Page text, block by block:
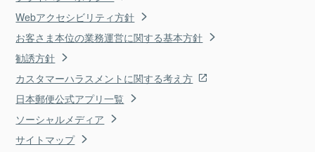
Webアクセシビリティ方針
お客さま本位の業務運営に関する基本方針
勧誘方針
カスタマーハラスメントに関する考え方
日本郵便公式アプリ一覧
ソーシャルメディア
サイトマップ